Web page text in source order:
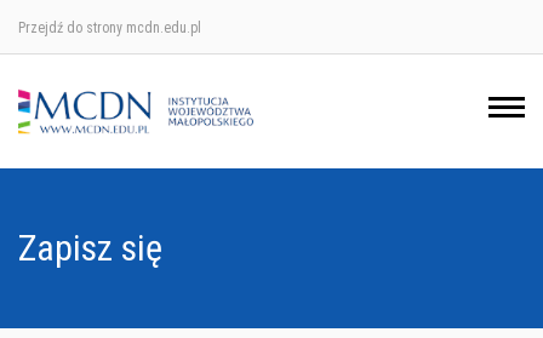
Przejdź do strony mcdn.edu.pl
Zapisz się
Ośrodek w Krakowie
Ośrodek w Nowym Sączu
Ośrodek w Tarnowie